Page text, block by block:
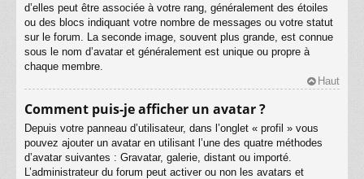
d’elles peut être associée à votre rang, généralement des étoiles
ou des blocs indiquant votre nombre de messages ou votre statut
sur le forum. La seconde image, souvent plus grande, est connue
sous le nom d’avatar et généralement est unique ou propre à
chaque membre.
Haut
Comment puis-je afficher un avatar ?
Depuis votre panneau d’utilisateur, dans l’onglet « profil » vous
pouvez ajouter un avatar en utilisant l’une des quatre méthodes
d’avatar suivantes : Gravatar, galerie, distant ou importé.
L’administrateur du forum peut activer ou non les avatars et